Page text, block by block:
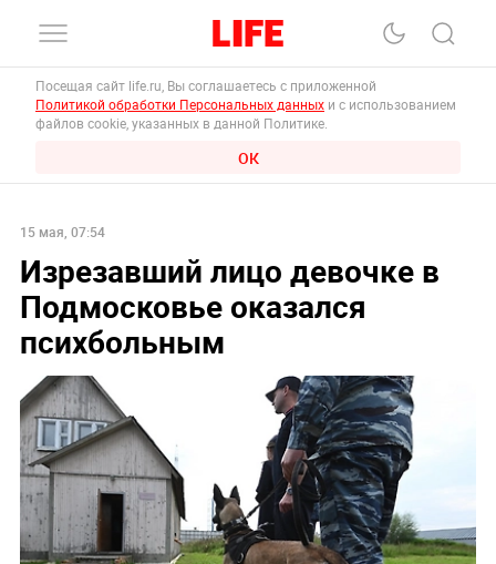
Посещая сайт life.ru, Вы соглашаетесь с приложенной
Политикой обработки Персональных данных и с использованием
файлов cookie, указанных в данной Политике.
ОК
15 мая, 07:54
Изрезавший лицо девочке в
Подмосковье оказался
психбольным